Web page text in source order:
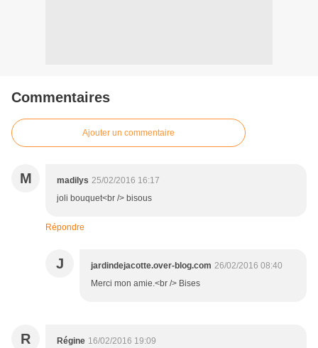
Commentaires
Ajouter un commentaire
M madilys 25/02/2016 16:17
joli bouquet<br /> bisous
Répondre
J jardindejacotte.over-blog.com 26/02/2016 08:40
Merci mon amie.<br /> Bises
R Régine 16/02/2016 19:09